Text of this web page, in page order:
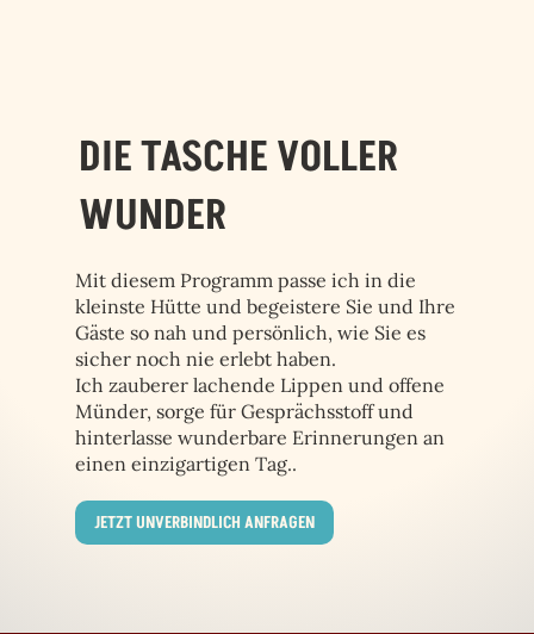
DIE TASCHE VOLLER
WUNDER
Mit diesem Programm passe ich in die
kleinste Hütte und begeistere Sie und Ihre
Gäste so nah und persönlich, wie Sie es
sicher noch nie erlebt haben.
Ich zauberer lachende Lippen und offene
Münder, sorge für Gesprächsstoff und
hinterlasse wunderbare Erinnerungen an
einen einzigartigen Tag..
JETZT UNVERBINDLICH ANFRAGEN